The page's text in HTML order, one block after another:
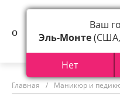
Главная / Маникюр и
Ваш
Эль-Монте(США,
Нет